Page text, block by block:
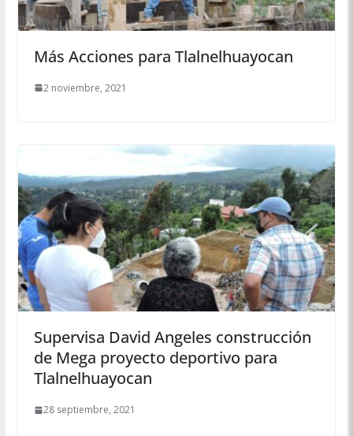
Más Acciones para Tlalnelhuayocan
2 noviembre, 2021
Supervisa David Angeles construcción
de Mega proyecto deportivo para
Tlalnelhuayocan
28 septiembre, 2021